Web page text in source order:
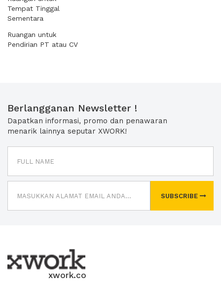
Tempat Tinggal
Sementara
Ruangan untuk
Pendirian PT atau CV
Berlangganan Newsletter !
Dapatkan informasi, promo dan penawaran
menarik lainnya seputar XWORK!
SUBSCRIBE
xwork.co